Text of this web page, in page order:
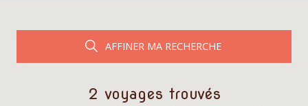
AFFINER MA RECHERCHE
2 voyages trouvés